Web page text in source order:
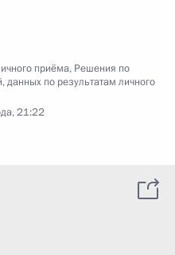
приёма, Решения по
по результатам личного
21:22